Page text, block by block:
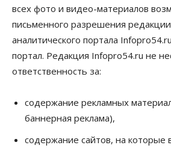
09 Августа 2026, 09:00
Общество
Спрос на машино-
Новосибирской области вырос в
К современному юридическому
России возникает много вопросов
08 Августа 2026, 17:00
всех фото и видео-материалов
письменного разрешения
аналитического портала
портал. Редакция Infopro54.ru не
ответственность за:
содержание рекламных
баннерная реклама),
содержание сайтов, на которые